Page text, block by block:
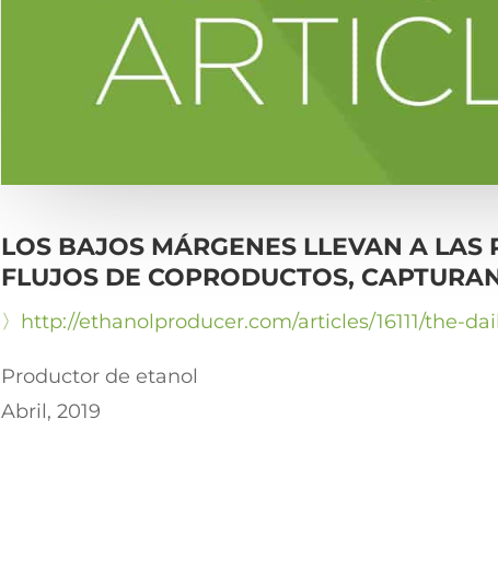
LOS BAJOS MÁRGENES LLEVAN A LAS
FLUJOS DE COPRODUCTOS,
〉http://ethanolproducer.com/articles/16111/the-
Productor de etanol
Abril, 2019